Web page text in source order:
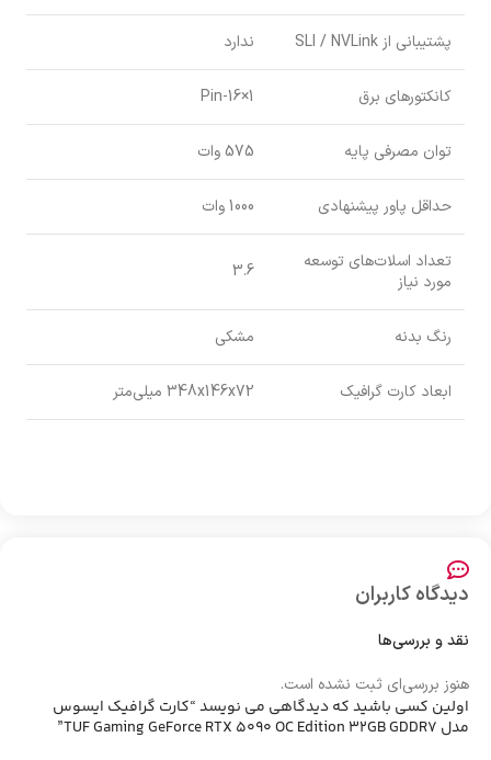
پشتیبانی از SLI / NVLink ندارد
کانکتورهای برق 1×16-Pin
توان مصرفی پایه 575 وات
حداقل پاور پیشنهادی 1000 وات
تعداد اسلات‌های توسعه
مورد نیاز
3.6
رنگ بدنه مشکی
ابعاد کارت گرافیک 348x146x72 میلی‌متر
دیدگاه کاربران
نقد و بررسی‌ها
هنوز بررسی‌ای ثبت نشده است.
اولین کسی باشید که دیدگاهی می نویسد “کارت گرافیک ایسوس
مدل TUF Gaming GeForce RTX 5090 OC Edition 32GB GDDR7”